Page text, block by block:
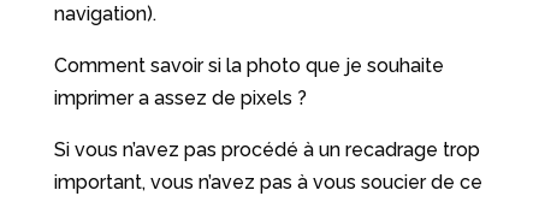
navigation).
Comment savoir si la photo que je souhaite
imprimer a assez de pixels ?
Si vous n’avez pas procédé à un recadrage trop
important, vous n’avez pas à vous soucier de ce